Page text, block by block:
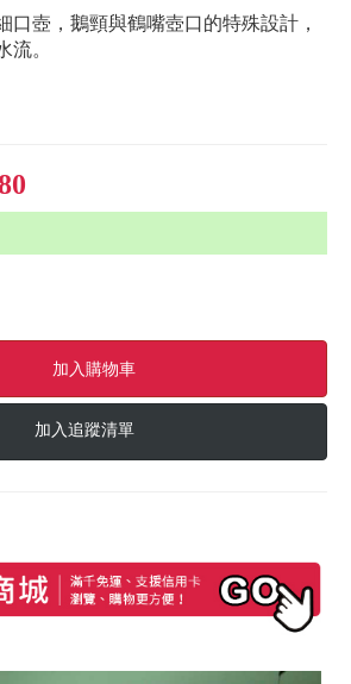
口壺，鵝頸與鶴嘴壺口的特殊設計，
流。
加入購物車
加入追蹤清單